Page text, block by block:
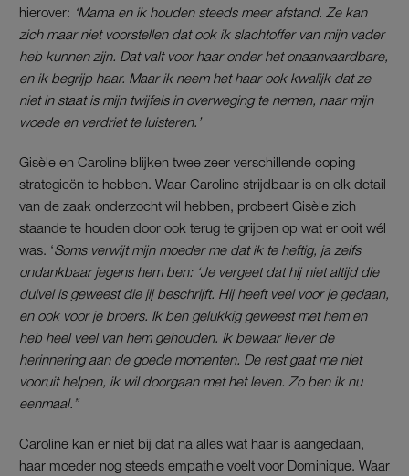
hierover: ‘Mama en ik houden steeds meer afstand. Ze kan
zich maar niet voorstellen dat ook ik slachtoffer van mijn vader
heb kunnen zijn. Dat valt voor haar onder het onaanvaardbare,
en ik begrijp haar. Maar ik neem het haar ook kwalijk dat ze
niet in staat is mijn twijfels in overweging te nemen, naar mijn
woede en verdriet te luisteren.’
Gisèle en Caroline blijken twee zeer verschillende coping
strategieën te hebben. Waar Caroline strijdbaar is en elk detail
van de zaak onderzocht wil hebben, probeert Gisèle zich
staande te houden door ook terug te grijpen op wat er ooit wél
was. ‘Soms verwijt mijn moeder me dat ik te heftig, ja zelfs
ondankbaar jegens hem ben: ‘Je vergeet dat hij niet altijd die
duivel is geweest die jij beschrijft. Hij heeft veel voor je gedaan,
en ook voor je broers. Ik ben gelukkig geweest met hem en
heb heel veel van hem gehouden. Ik bewaar liever de
herinnering aan de goede momenten. De rest gaat me niet
vooruit helpen, ik wil doorgaan met het leven. Zo ben ik nu
eenmaal.”
Caroline kan er niet bij dat na alles wat haar is aangedaan,
haar moeder nog steeds empathie voelt voor Dominique. Waar